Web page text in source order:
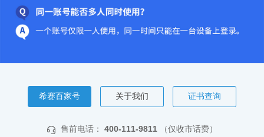
希赛百家号 关于我们 证书查询
售前电话： 400-111-9811 （仅收市话费）